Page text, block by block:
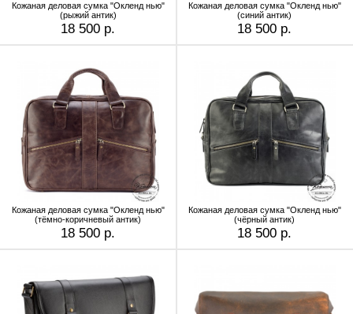
Кожаная деловая сумка "Окленд нью"
(рыжий антик)
18 500 р.
Кожаная деловая сумка "Окленд нью"
(синий антик)
18 500 р.
Кожаная деловая сумка "Окленд нью"
(тёмно-коричневый антик)
18 500 р.
Кожаная деловая сумка "Окленд нью"
(чёрный антик)
18 500 р.